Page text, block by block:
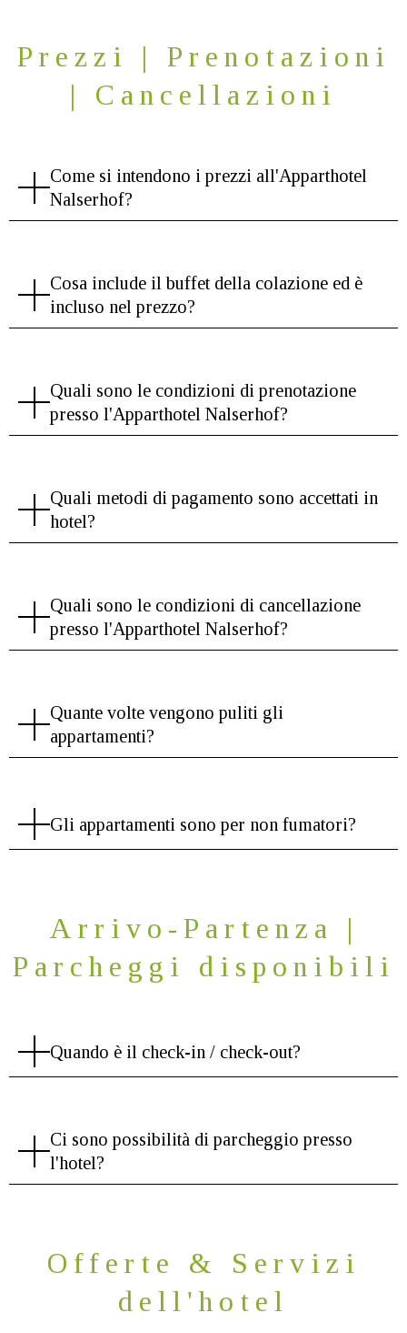
Prezzi | Prenotazioni
| Cancellazioni
Come si intendono i prezzi all'Apparthotel
Nalserhof?
Cosa include il buffet della colazione ed è
incluso nel prezzo?
Quali sono le condizioni di prenotazione
presso l'Apparthotel Nalserhof?
Quali metodi di pagamento sono accettati in
hotel?
Quali sono le condizioni di cancellazione
presso l'Apparthotel Nalserhof?
Quante volte vengono puliti gli
appartamenti?
Gli appartamenti sono per non fumatori?
Arrivo-Partenza |
Parcheggi disponibili
Quando è il check-in / check-out?
Ci sono possibilità di parcheggio presso
l'hotel?
Offerte & Servizi
dell'hotel